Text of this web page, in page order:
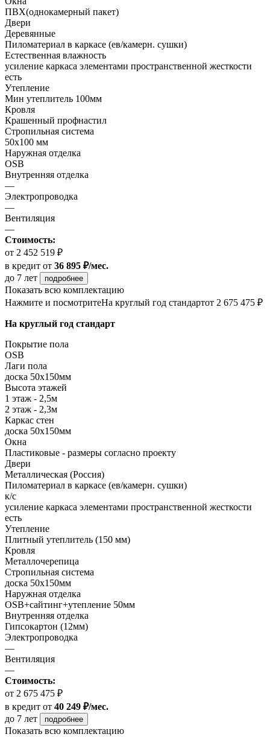
ПВХ(однокамерный пакет)
Двери
Деревянные
Пиломатериал в каркасе (ев/камерн. сушки)
Естественная влажность
усиление каркаса элементами пространственной жесткости
есть
Утепление
Мин утеплитель 100мм
Кровля
Крашенный профнастил
Стропильная система
50х100 мм
Наружная отделка
OSB
Внутренняя отделка
—
Электропроводка
—
Вентиляция
—
Стоимость:
от 2 452 519 ₽
в кредит от 36 895 ₽/мес.
до 7 лет
подробнее
Показать всю комплектацию
Нажмите и посмотритеНа круглый год стандартот 2 675 475 ₽
На круглый год стандарт
Покрытие пола
ОSB
Лаги пола
доска 50х150мм
Высота этажей
1 этаж - 2,5м
2 этаж - 2,3м
Каркас стен
доска 50х150мм
Окна
Пластиковые - размеры согласно проекту
Двери
Металлическая (Россия)
Пиломатериал в каркасе (ев/камерн. сушки)
к/с
усиление каркаса элементами пространственной жесткости
есть
Утепление
Плитный утеплитель (150 мм)
Кровля
Металлочерепица
Стропильная система
доска 50х150мм
Наружная отделка
OSB+сайтинг+утепление 50мм
Внутренняя отделка
Гипсокартон (12мм)
Электропроводка
—
Вентиляция
—
Стоимость:
от 2 675 475 ₽
в кредит от 40 249 ₽/мес.
до 7 лет
подробнее
Показать всю комплектацию